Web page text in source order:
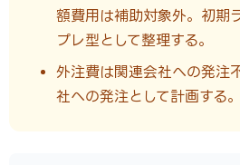
額費用は補助対象外。初期
プレ型として整理する。
外注費は関連会社への発注
社への発注として計画する。